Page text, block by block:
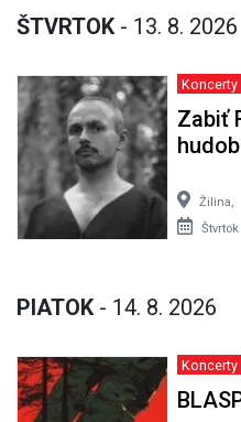
ŠTVRTOK - 13. 8. 2026
Koncerty
Zabiť
Žilina,
Štvrtok
PIATOK - 14. 8. 2026
Koncerty